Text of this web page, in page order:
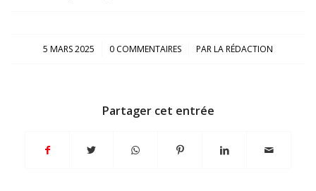
5 MARS 2025
/ 0 COMMENTAIRES
/ PARLA RÉDACTION
Partager cet entrée